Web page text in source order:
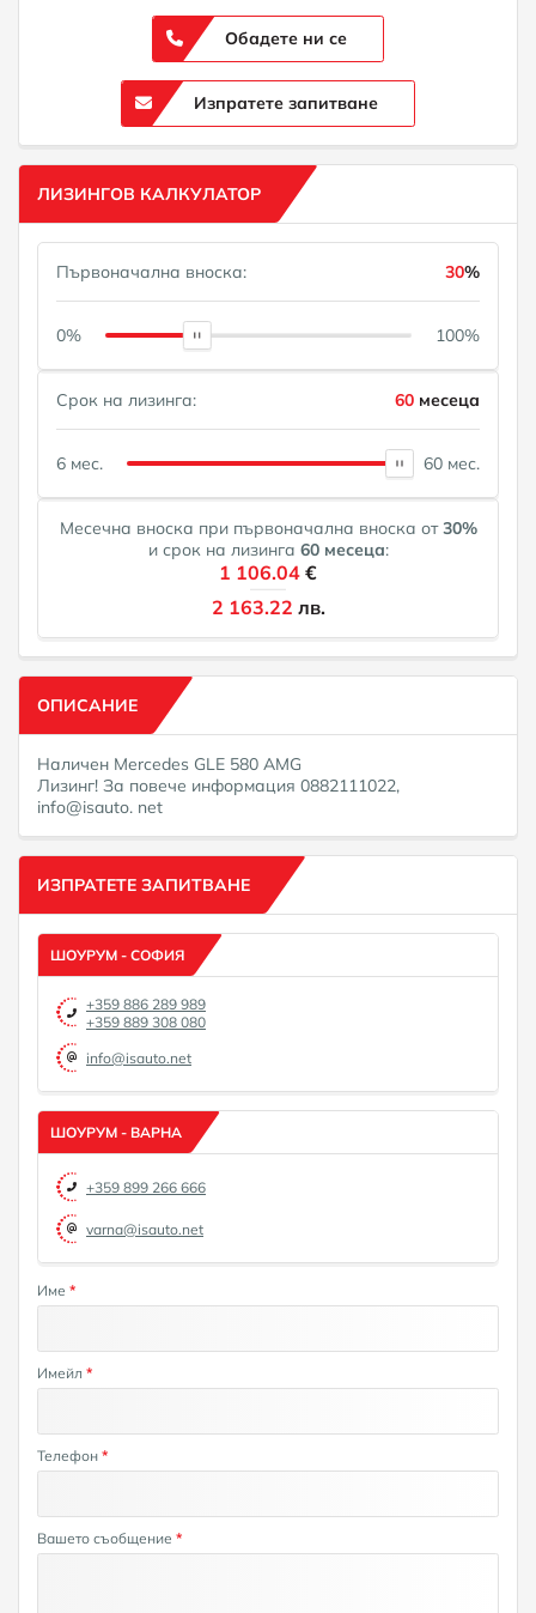
Обадете ни се
Изпратете запитване
ЛИЗИНГОВ КАЛКУЛАТОР
Първоначална вноска: 30%
0% 100%
Срок на лизинга: 60 месеца
6 мес. 60 мес.
Месечна вноска при първоначална вноска от30%
и срок на лизинга 60месеца:
1 106.04 €
2 163.22 лв.
ОПИСАНИЕ
Наличен Mercedes GLE 580 AMG
Лизинг! За повече информация 0882111022,
info@isauto. net
ИЗПРАТЕТЕ ЗАПИТВАНЕ
ШОУРУМ - СОФИЯ
+359 886 289 989
+359 889 308 080
info@isauto.net
ШОУРУМ - ВАРНА
+359 899 266 666
varna@isauto.net
Име *
Имейл *
Телефон *
Вашето съобщение *